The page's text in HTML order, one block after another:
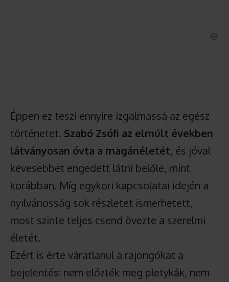
Éppen ez teszi ennyire izgalmassá az egész
történetet. Szabó Zsófi az elmúlt években
látványosan óvta a magánéletét, és jóval
kevesebbet engedett látni belőle, mint
korábban. Míg egykori kapcsolatai idején a
nyilvánosság sok részletet ismerhetett,
most szinte teljes csend övezte a szerelmi
életét.
Ezért is érte váratlanul a rajongókat a
bejelentés: nem előzték meg pletykák, nem